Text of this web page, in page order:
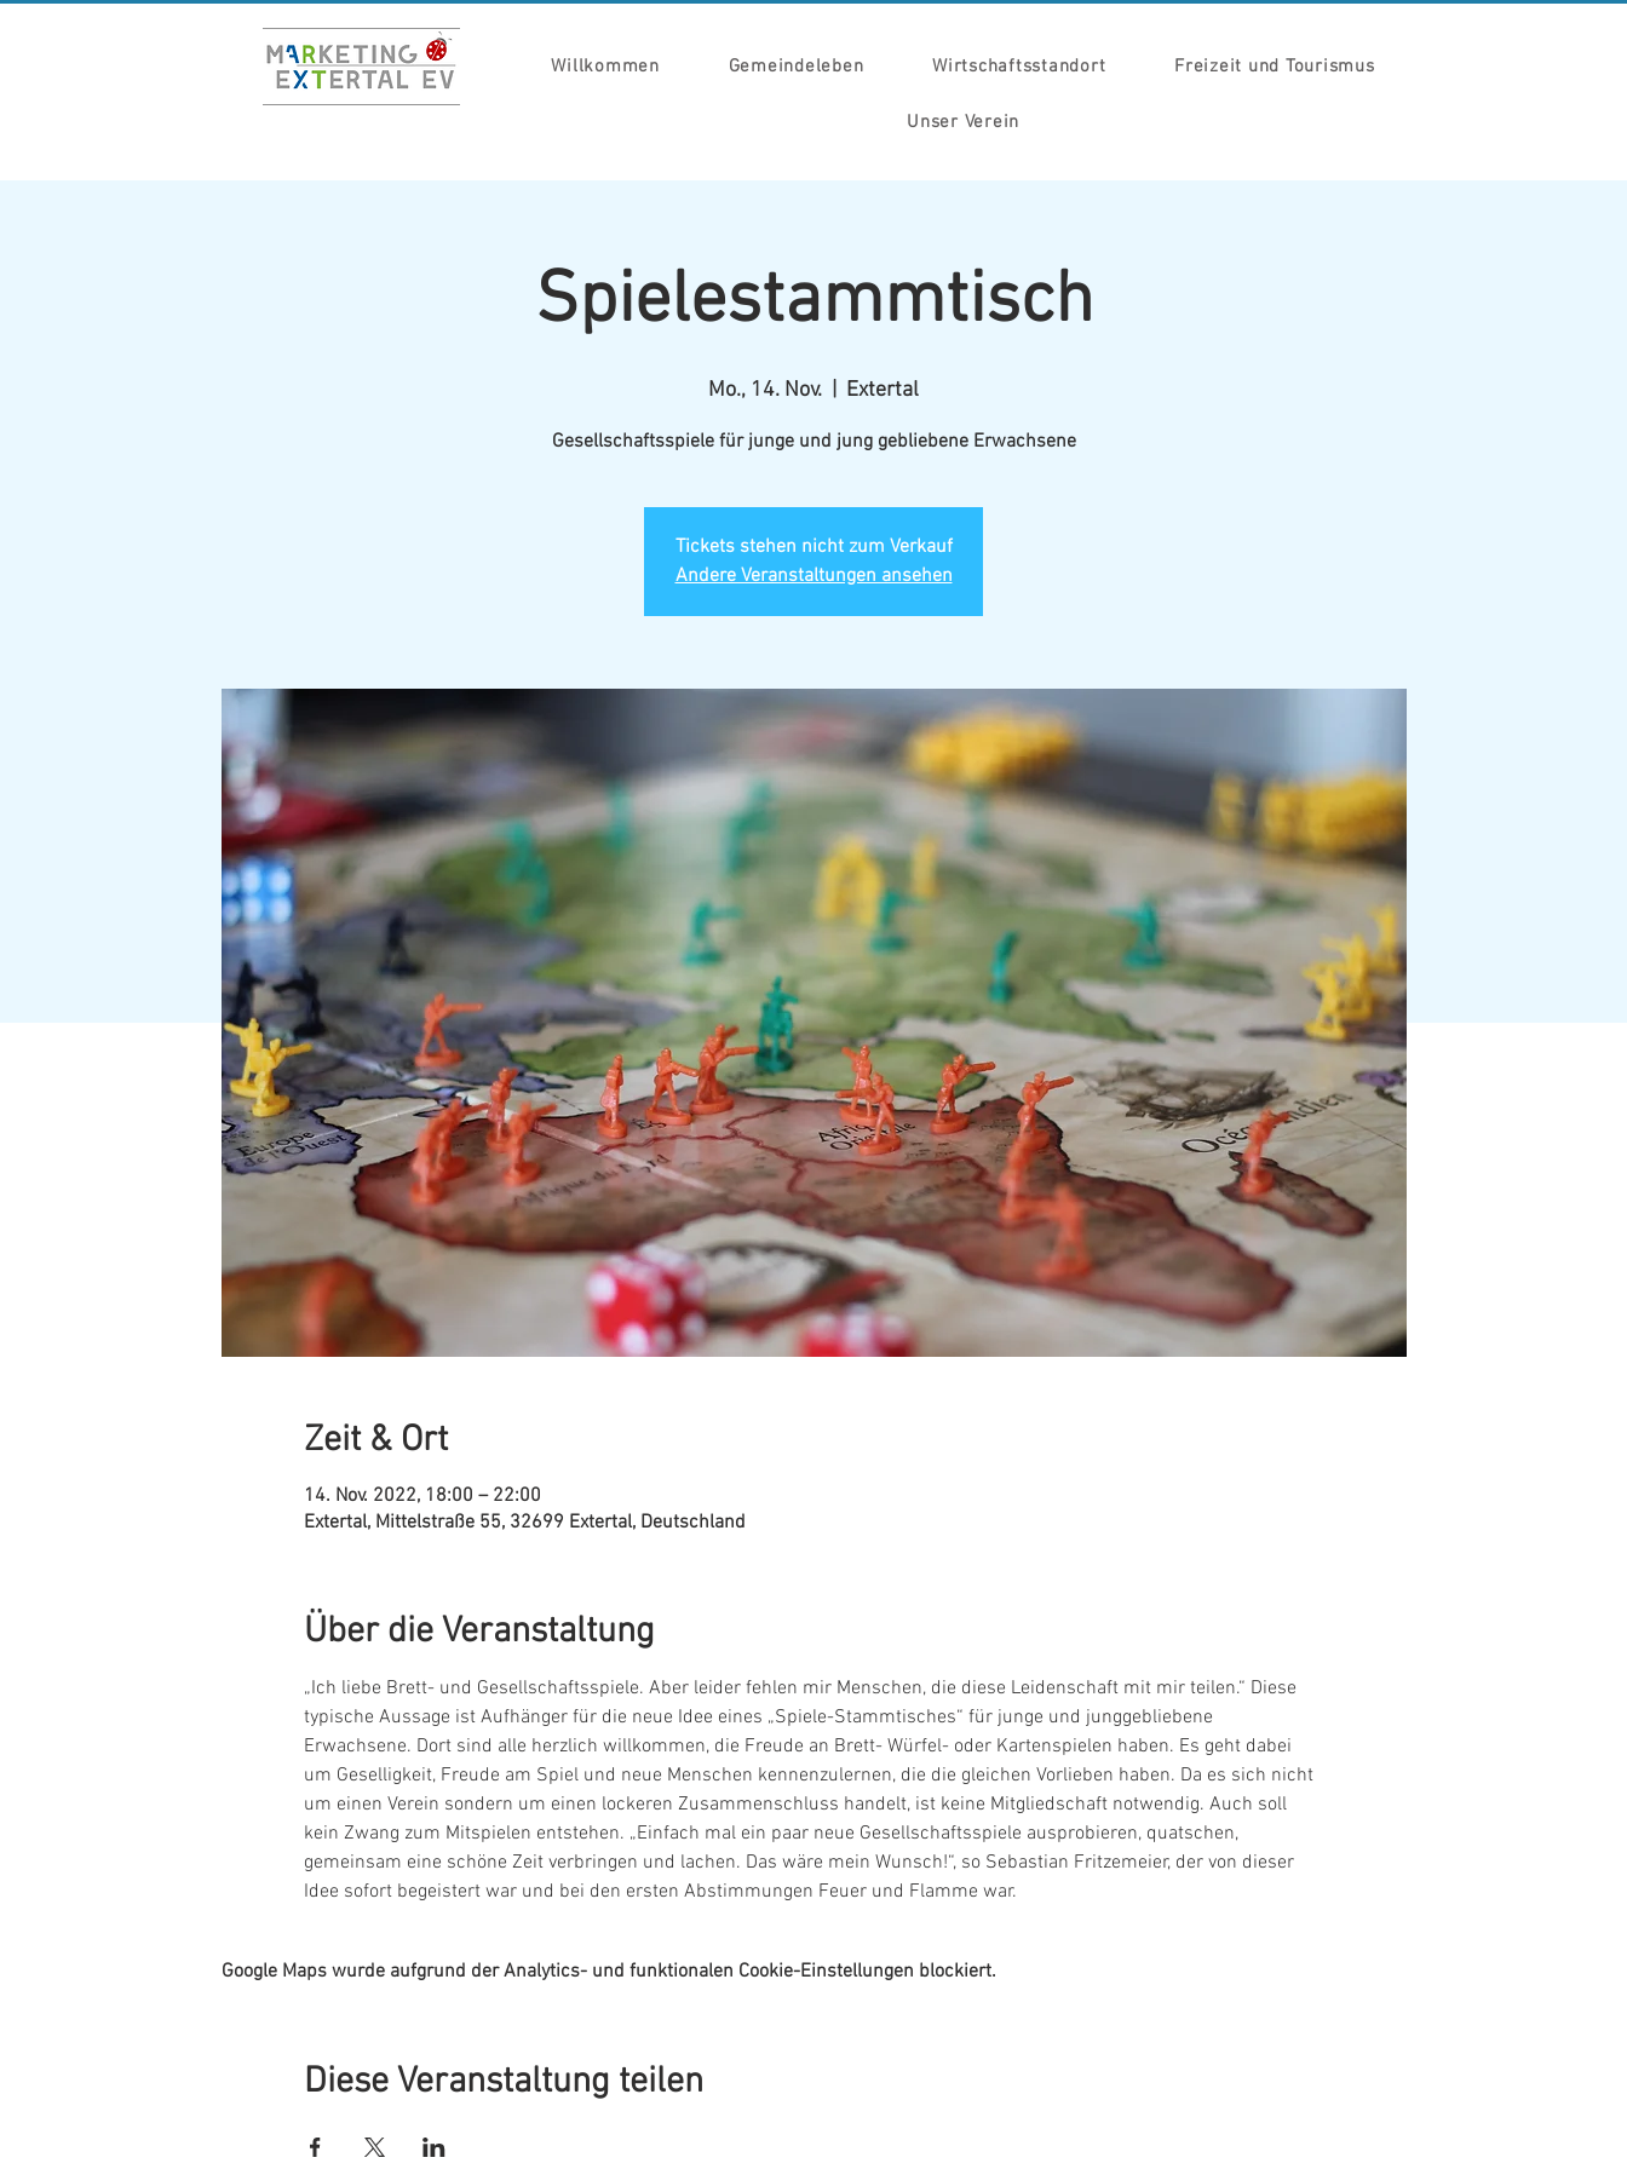
Willkommen Gemeindeleben Wirtschaftsstandort Freizeit und Tourismus
Unser Verein
Spielestammtisch
Mo., 14. Nov. Extertal
Gesellschaftsspiele für junge und jung gebliebene Erwachsene
Tickets stehen nicht zum Verkauf
Andere Veranstaltungen ansehen
Zeit & Ort
14. Nov. 2022, 18:00 – 22:00
Extertal, Mittelstraße 55, 32699 Extertal, Deutschland
Über die Veranstaltung
„Ich liebe Brett- und Gesellschaftsspiele. Aber leider fehlen mir Menschen, die diese Leidenschaft mit mir teilen.“ Diese
typische Aussage ist Aufhänger für die neue Idee eines „Spiele-Stammtisches“ für junge und junggebliebene
Erwachsene. Dort sind alle herzlich willkommen, die Freude an Brett- Würfel- oder Kartenspielen haben. Es geht dabei
um Geselligkeit, Freude am Spiel und neue Menschen kennenzulernen, die die gleichen Vorlieben haben. Da es sich nicht
um einen Verein sondern um einen lockeren Zusammenschluss handelt, ist keine Mitgliedschaft notwendig. Auch soll
kein Zwang zum Mitspielen entstehen. „Einfach mal ein paar neue Gesellschaftsspiele ausprobieren, quatschen,
gemeinsam eine schöne Zeit verbringen und lachen. Das wäre mein Wunsch!“, so Sebastian Fritzemeier, der von dieser
Idee sofort begeistert war und bei den ersten Abstimmungen Feuer und Flamme war.
Google Maps wurde aufgrund der Analytics- und funktionalen Cookie-Einstellungen blockiert.
Diese Veranstaltung teilen